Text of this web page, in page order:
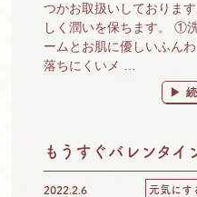
つかお取扱いしておりま
しく潤いを保ちます。 ①
ームとお肌に優しいふん
落ちにくいメ …
“
もうすぐバレンタイ
2022.2.6 元気にす